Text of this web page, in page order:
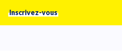
Inscrivez-vous